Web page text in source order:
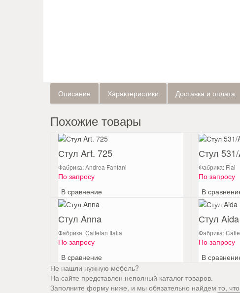
Описание Характеристики Доставка и оплата
Похожие товары
Стул Art. 725
Фабрика: Andrea Fanfani
По запросу
В сравнение
Стул
Фабрика: Flai
По запросу
В
Стул Anna
Фабрика: Cattelan Italia
По запросу
В сравнение
Стул Aida
Фабрика:
По запросу
В
Не нашли нужную мебель?
На сайте представлен неполный каталог товаров.
Заполните форму ниже, и мы обязательно найдем то,